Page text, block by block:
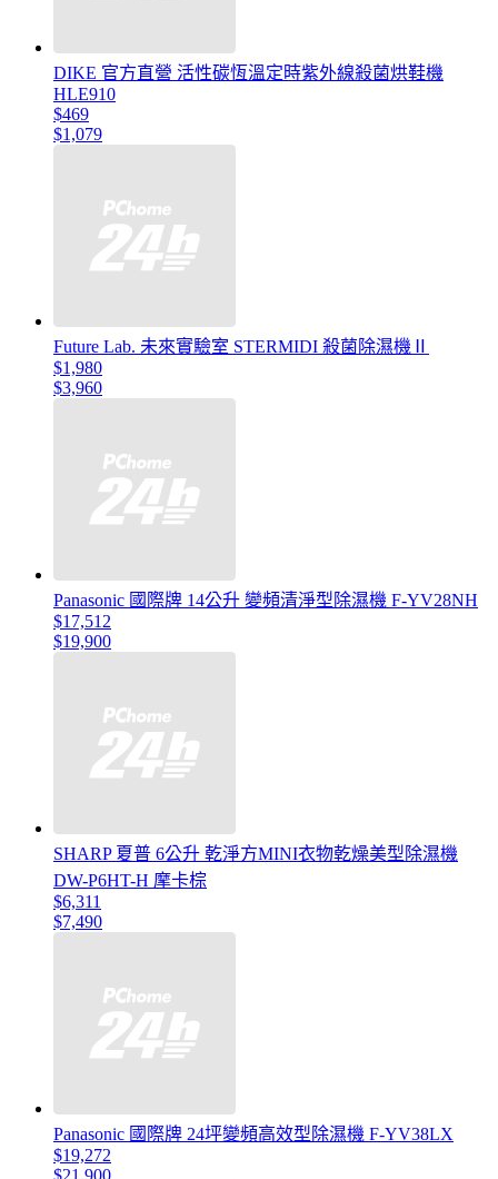
DIKE 官方直營 活性碳恆溫定時紫外線殺菌烘鞋機
HLE910
$469
$1,079
Future Lab. 未來實驗室 STERMIDI 殺菌除濕機Ⅱ
$1,980
$3,960
Panasonic 國際牌 14公升 變頻清淨型除濕機 F-YV28NH
$17,512
$19,900
SHARP 夏普 6公升 乾淨方MINI衣物乾燥美型除濕機
DW-P6HT-H 摩卡棕
$6,311
$7,490
Panasonic 國際牌 24坪變頻高效型除濕機 F-YV38LX
$19,272